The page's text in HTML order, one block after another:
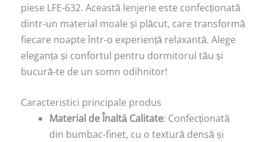
piese LFE-632. Această lenjerie este confecționată
dintr-un material moale și plăcut, care transformă
fiecare noapte într-o experiență relaxantă. Alege
eleganța și confortul pentru dormitorul tău și
bucură-te de un somn odihnitor!
Caracteristici principale produs
Material de Înaltă Calitate: Confecționată
din bumbac-finet, cu o textură densă și